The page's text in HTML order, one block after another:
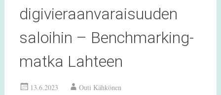
digivieraanvaraisuuden
saloihin – Benchmarking-
matka Lahteen
13.6.2023 Outi Kähkönen